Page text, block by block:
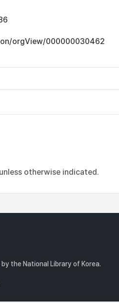
orgView/000000030462
otherwise indicated.
the National Library of Korea.